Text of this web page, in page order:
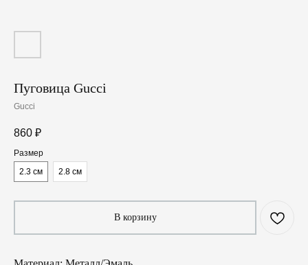
Пуговица Gucci
Gucci
860 ₽
Размер
2.3 см
2.8 см
В корзину